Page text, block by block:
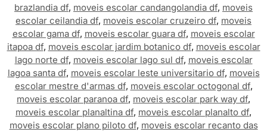
brazlandia df, moveis escolar candangolandia df, moveis
escolar ceilandia df, moveis escolar cruzeiro df, moveis
escolar gama df, moveis escolar guara df, moveis escolar
itapoa df, moveis escolar jardim botanico df, moveis escolar
lago norte df, moveis escolar lago sul df, moveis escolar
lagoa santa df, moveis escolar leste universitario df, moveis
escolar mestre d'armas df, moveis escolar octogonal df,
moveis escolar paranoa df, moveis escolar park way df,
moveis escolar planaltina df, moveis escolar planalto df,
moveis escolar plano piloto df, moveis escolar recanto das